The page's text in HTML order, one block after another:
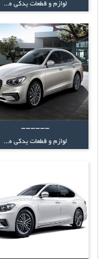
لوازم و قطعات یدکی ه...
------
لوازم و قطعات یدکی ه...